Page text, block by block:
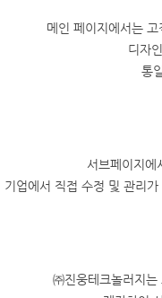
메인 페이지에서는
디자
통
서브페이지에
기업에서 직접 수정 및 관리
㈜진웅테크놀러지